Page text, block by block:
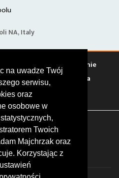
na uwadze Twój
serwisu,
oraz
osobowe w
Twoich
Majchrzak oraz
Korzystając z
NA, Italy
Stacje paliw
Jedzenie
Zloty Rajdy
Spotkania